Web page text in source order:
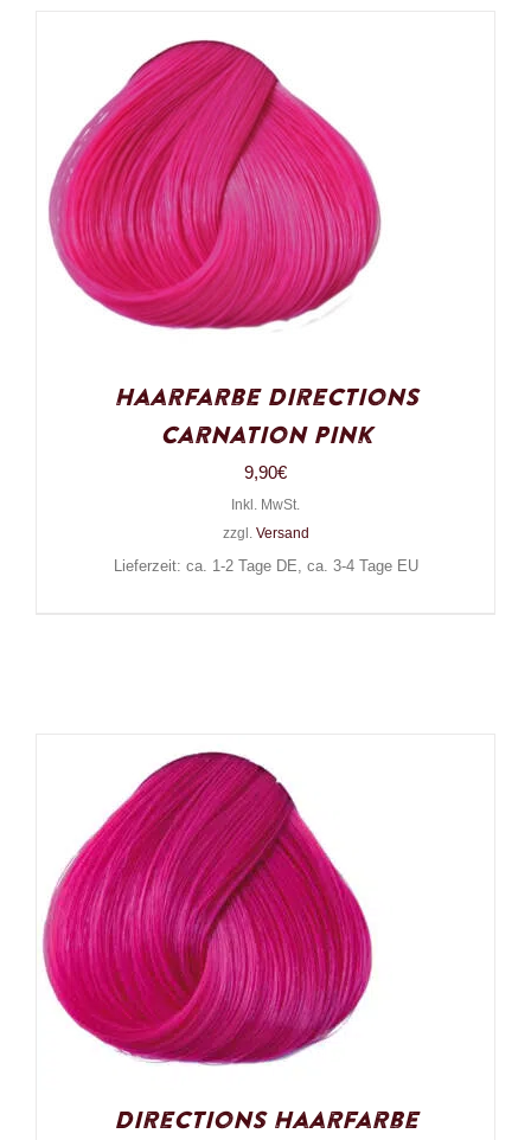
Haarfarbe Directions
Carnation Pink
9,90€
Inkl. MwSt.
zzgl. Versand
Lieferzeit: ca. 1-2 Tage DE, ca. 3-4 Tage EU
Directions Haarfarbe